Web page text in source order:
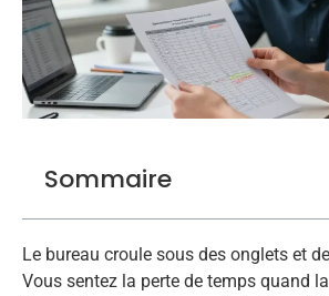
Sommaire
Le bureau croule sous des onglets et
Vous sentez la perte de temps quand